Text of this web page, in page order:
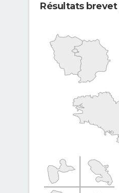
Résultats